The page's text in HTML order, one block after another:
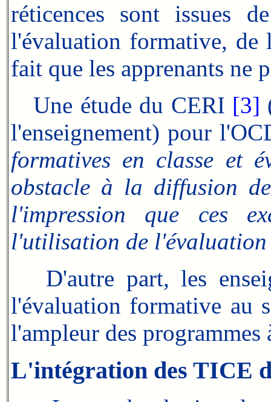
réticences sont issues
l'évaluation formative, de
fait que les apprenants ne
Une étude du CERI [3]
l'enseignement) pour
formatives en classe et
obstacle à la diffusion
l'impression que ces
l'utilisation de
D'autre part, les
l'évaluation formative au
l'ampleur des
L'intégration des TICE